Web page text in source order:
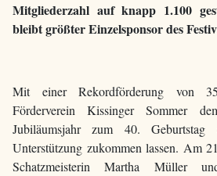
Mitgliederzahl auf knapp 1.100
bleibt größter Einzelsponsordes
Mit einer Rekordförderung von
Förderverein Kissinger Sommer
Jubiläumsjahr zum 40. Geburtstag
Unterstützung zukommen lassen. Am
Schatzmeisterin Martha Müller